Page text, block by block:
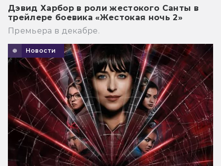
Дэвид Харбор в роли жестокого Санты в
трейлере боевика «Жестокая ночь 2»
Премьера в декабре.
Новости